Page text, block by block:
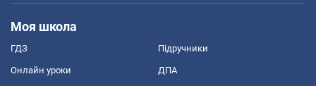
Моя школа
ГДЗ Підручники
Онлайн уроки ДПА